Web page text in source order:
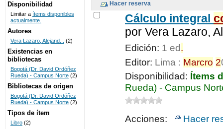
BIBLIOTECAS
UNICOC
Cálculo integral
por Vera Lazaro,
Edición: 1 ed.
Editor: Lima : Marcro 2
Disponibilidad: Ítems
Rueda) - Campus
Acciones: Hacer
Disponibilidad
Limitar a ítems disponibles
actualmente.
Autores
Vera Lazaro, Alejand... (2)
Existencias en
bibliotecas
Bogotá (Dr. David Ordóñez
Rueda) - Campus Norte (2)
Bibliotecas de origen
Bogotá (Dr. David Ordóñez
Rueda) - Campus Norte (2)
Tipos de ítem
Libro (2)